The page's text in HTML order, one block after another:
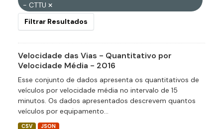
- CTTU
Filtrar Resultados
Velocidade das Vias - Quantitativo por
Velocidade Média - 2016
Esse conjunto de dados apresenta os quantitativos de
veículos por velocidade média no intervalo de 15
minutos. Os dados apresentados descrevem quantos
veículos por equipamento...
CSV JSON